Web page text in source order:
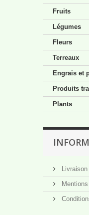
Fruits
Légumes
Fleurs
Terreaux
Engrais et
Produits
Plants
Livraison